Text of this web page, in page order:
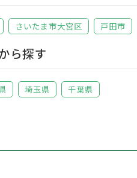
さいたま市大宮区 戸田市
ら探す
埼玉県 千葉県